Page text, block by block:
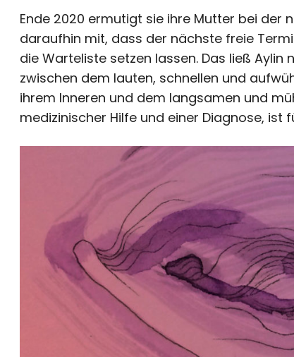
Ende 2020 ermutigt sie ihre Mutter bei der
daraufhin mit, dass der nächste freie
die Warteliste setzen lassen. Das ließ Aylin
zwischen dem lauten, schnellen und
ihrem Inneren und dem langsamen und
medizinischer Hilfe und einer Diagnose, ist